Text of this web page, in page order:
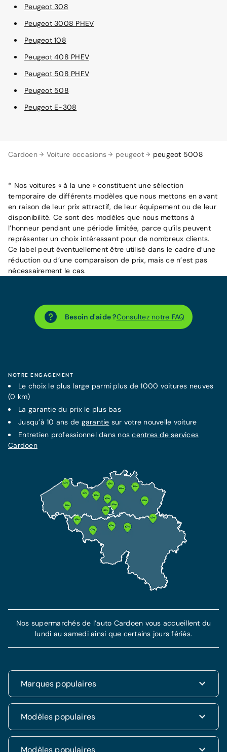
Cardoen Voiture occasions peugeot peugeot 5008
Peugeot 308
Peugeot 3008 PHEV
Peugeot 108
Peugeot 408 PHEV
Peugeot 508 PHEV
Peugeot 508
Peugeot E-308
* Nos voitures « à la une » constituent une sélection
temporaire de différents modèles que nous mettons en avant
en raison de leur prix attractif, de leur équipement ou de leur
disponibilité. Ce sont des modèles que nous mettons à
l’honneur pendant une période limitée, parce qu’ils peuvent
représenter un choix intéressant pour de nombreux clients.
Ce label peut éventuellement être utilisé dans le cadre d’une
réduction ou d’une comparaison de prix, mais ce n’est pas
nécessairement le cas.
Besoin d'aide ?Consultez notre FAQ
NOTRE ENGAGEMENT
Le choix le plus large parmi plus de 1000 voitures neuves
(0 km)
La garantiedu prix le plus bas
Jusqu’à 10 ans de garantie sur votre nouvelle voiture
Entretien professionnel dans noscentres de services
Cardoen
Marques populaires
Renault
Dacia
Modèles populaires
Renault Clio
Modèles populaires
Nos supermarchés de l’auto Cardoen vous accueillent du
lundi au samedi ainsi que certains jours fériés.